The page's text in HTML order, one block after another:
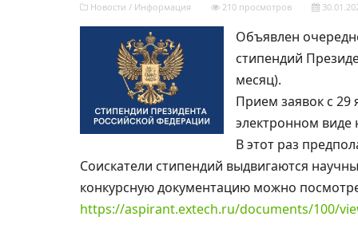
Новости / Информация 210 просмотров
Объявлен
стипендий
месяц).
Прием заявок с 29
электронном виде
В этот раз
Соискатели стипендий выдвигаются
конкурсную документацию можно
https://aspirant.extech.ru/documents/100/